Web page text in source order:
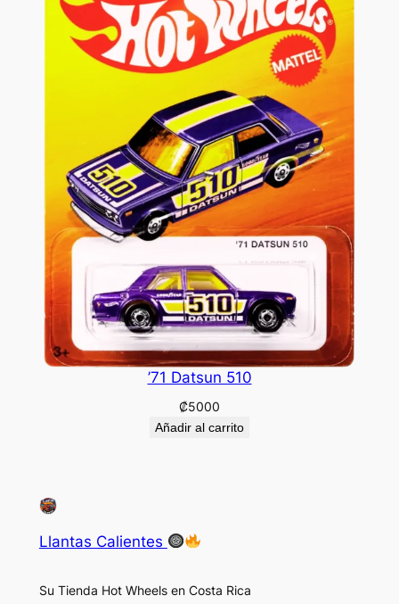
’71 Datsun 510
₡5000
Añadir al carrito
Llantas Calientes
Su Tienda Hot Wheels en Costa Rica